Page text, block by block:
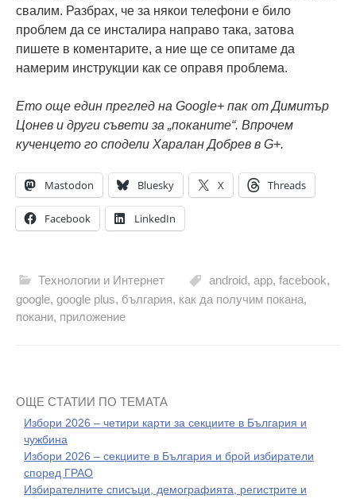
свалим. Разбрах, че за някои телефони е било
проблем да се инсталира направо така, затова
пишете в коментарите, а ние ще се опитаме да
намерим инструкции как се оправя проблема.
Ето още един преглед на Google+ пак от Димитър
Цонев и други съвети за „поканите“. Впрочем
кученцето го сподели Харалан Добрев в G+.
Mastodon Bluesky X Threads
Facebook LinkedIn
Технологии и Интернет android, app, facebook,
google, google plus, българия, как да получим покана,
покани, приложение
ОЩЕ СТАТИИ ПО ТЕМАТА
Избори 2026 – четири карти за секциите в България и
чужбина
Избори 2026 – секциите в България и брой избиратели
според ГРАО
Избирателните списъци, демографията, регистрите и